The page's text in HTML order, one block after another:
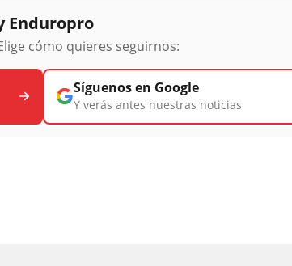
Enduropro
cómo quieres seguirnos:
Síguenos en Google
Y verás antes nuestras noticias